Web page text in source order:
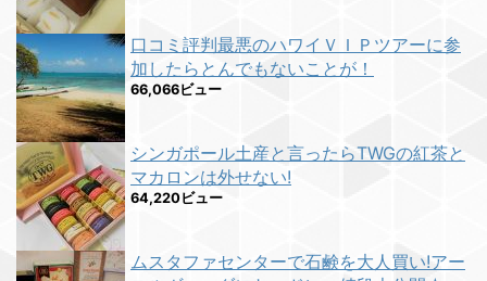
口コミ評判最悪のハワイＶＩＰツアーに参
加したらとんでもないことが！
66,066ビュー
シンガポール土産と言ったらTWGの紅茶と
マカロンは外せない!
64,220ビュー
ムスタファセンターで石鹸を大人買い!アー